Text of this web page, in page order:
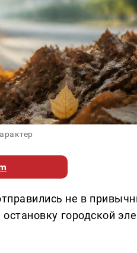
не в
городской